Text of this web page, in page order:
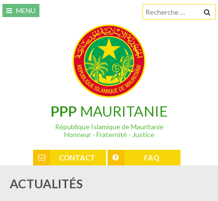
MENU
CONTACT FAQ
PPP MAURITANIE
République Islamique de Mauritanie
Honneur - Fraternité - Justice
ACTUALITÉS